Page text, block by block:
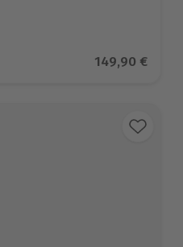
auf 22 Bewertungen
Aktueller
149,90 €